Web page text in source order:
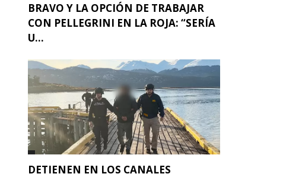
BRAVO Y LA OPCIÓN DE TRABAJAR
CON PELLEGRINI EN LA ROJA: “SERÍA
U...
DETIENEN EN LOS CANALES